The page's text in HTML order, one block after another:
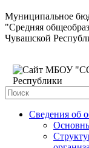
Муниципальное
"Средняя
Чувашской
Сведения об